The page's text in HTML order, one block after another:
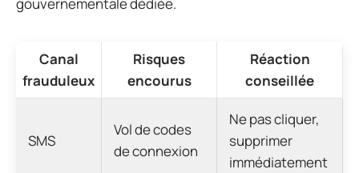
Canal
frauduleux
Risques
encourus
Réaction
conseillée
SMS
Vol de codes
de connexion
Ne pas cliquer,
supprimer
immédiatement